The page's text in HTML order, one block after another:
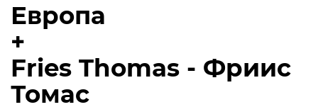
Европа
+
Fries Thomas - Фриис
Томас